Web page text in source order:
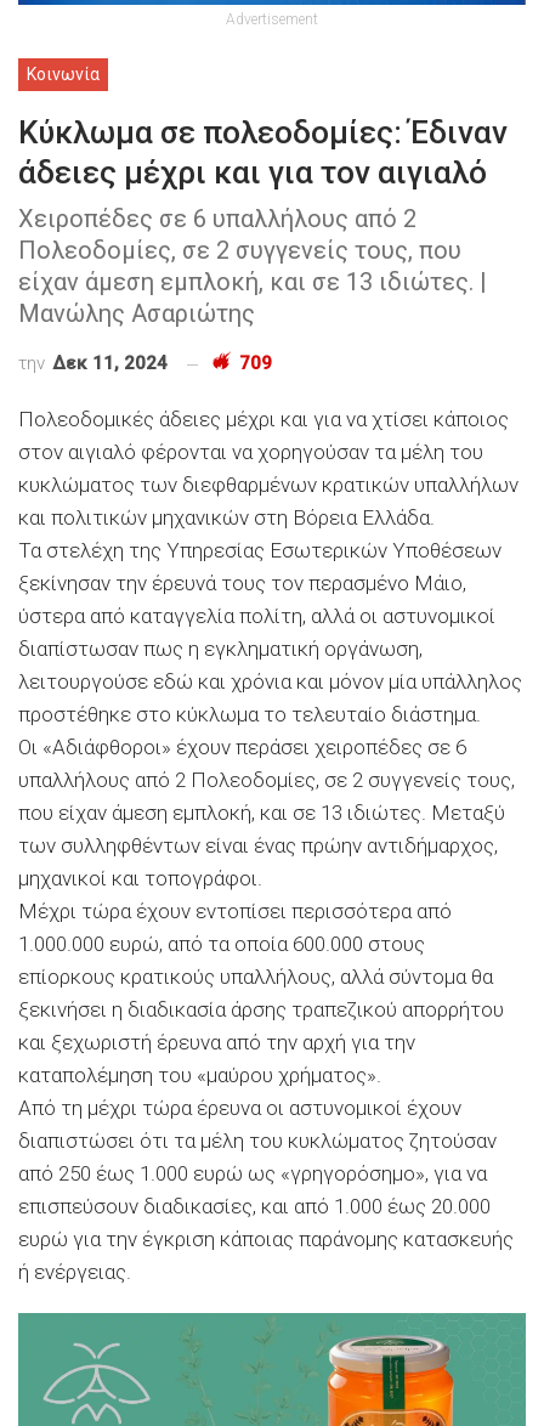
Advertisement
Κοινωνία
Κύκλωμα σε πολεοδομίες: Έδιναν
άδειες μέχρι και για τον αιγιαλό
Χειροπέδες σε 6 υπαλλήλους από 2
Πολεοδομίες, σε 2 συγγενείς τους, που
είχαν άμεση εμπλοκή, και σε 13 ιδιώτες. |
Μανώλης Ασαριώτης
την Δεκ 11, 2024 709
Πολεοδομικές άδειες μέχρι και για να χτίσει κάποιος
στον αιγιαλό φέρονται να χορηγούσαν τα μέλη του
κυκλώματος των διεφθαρμένων κρατικών υπαλλήλων
και πολιτικών μηχανικών στη Βόρεια Ελλάδα.
Τα στελέχη της Υπηρεσίας Εσωτερικών Υποθέσεων
ξεκίνησαν την έρευνά τους τον περασμένο Μάιο,
ύστερα από καταγγελία πολίτη, αλλά οι αστυνομικοί
διαπίστωσαν πως η εγκληματική οργάνωση,
λειτουργούσε εδώ και χρόνια και μόνον μία υπάλληλος
προστέθηκε στο κύκλωμα το τελευταίο διάστημα.
Οι «Αδιάφθοροι» έχουν περάσει χειροπέδες σε 6
υπαλλήλους από 2 Πολεοδομίες, σε 2 συγγενείς τους,
που είχαν άμεση εμπλοκή, και σε 13 ιδιώτες. Μεταξύ
των συλληφθέντων είναι ένας πρώην αντιδήμαρχος,
μηχανικοί και τοπογράφοι.
Μέχρι τώρα έχουν εντοπίσει περισσότερα από
1.000.000 ευρώ, από τα οποία 600.000 στους
επίορκους κρατικούς υπαλλήλους, αλλά σύντομα θα
ξεκινήσει η διαδικασία άρσης τραπεζικού απορρήτου
και ξεχωριστή έρευνα από την αρχή για την
καταπολέμηση του «μαύρου χρήματος».
Από τη μέχρι τώρα έρευνα οι αστυνομικοί έχουν
διαπιστώσει ότι τα μέλη του κυκλώματος ζητούσαν
από 250 έως 1.000 ευρώ ως «γρηγορόσημο», για να
επισπεύσουν διαδικασίες, και από 1.000 έως 20.000
ευρώ για την έγκριση κάποιας παράνομης κατασκευής
ή ενέργειας.